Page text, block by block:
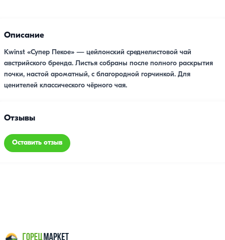
Описание
Kwinst «Супер Пекое» — цейлонский среднелистовой чай
австрийского бренда. Листья собраны после полного раскрытия
почки, настой ароматный, с благородной горчинкой. Для
ценителей классического чёрного чая.
Отзывы
Оставить отзыв